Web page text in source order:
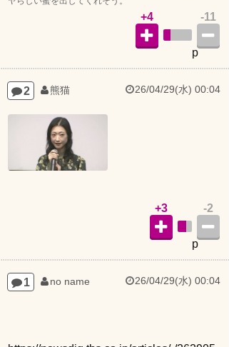
-11
p
+4
2 熊猫 26/04/29(水) 00:04
-2
p
+3
1 26/04/29(水) 00:04